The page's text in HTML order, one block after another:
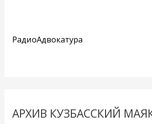
РадиоАдвокатура
АРХИВ КУЗБАССКИЙ